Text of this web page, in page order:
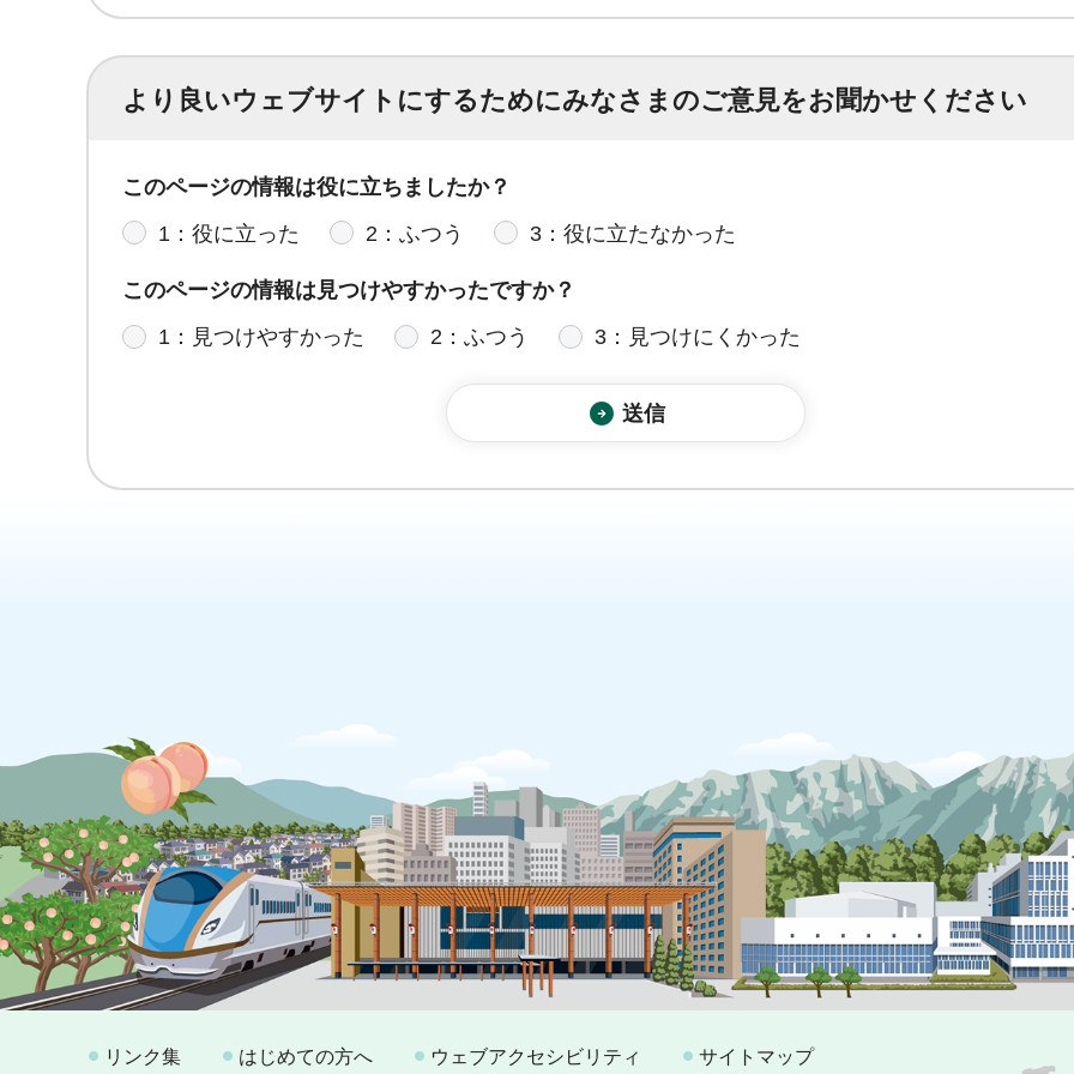
より良いウェブサイトにするためにみなさまのご意見をお聞かせください
このページの情報は役に立ちましたか？
1：役に立った
2：ふつう 3：役に立たなかった
このページの情報は見つけやすかったですか？
1：見つけやすかった
2：ふつう 3：見つけにくかった
リンク集 はじめての方へ ウェブアクセシビリティ サイトマップ